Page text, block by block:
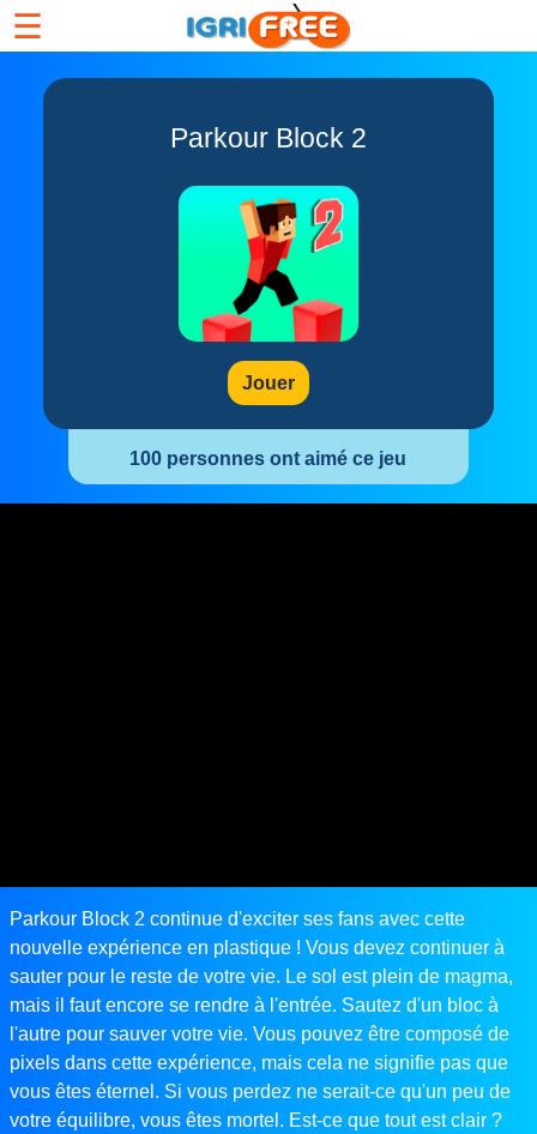
☰
Parkour Block 2
Jouer
100 personnes ont aimé ce jeu
Parkour Block 2 continue d'exciter ses fans avec cette
nouvelle expérience en plastique ! Vous devez continuer à
sauter pour le reste de votre vie. Le sol est plein de magma,
mais il faut encore se rendre à l'entrée. Sautez d'un bloc à
l'autre pour sauver votre vie. Vous pouvez être composé de
pixels dans cette expérience, mais cela ne signifie pas que
vous êtes éternel. Si vous perdez ne serait-ce qu'un peu de
votre équilibre, vous êtes mortel. Est-ce que tout est clair ?